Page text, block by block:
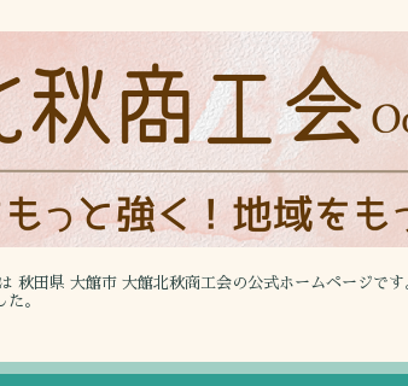
秋田県 大館市 大館北秋商工会の公式ホームページです
。